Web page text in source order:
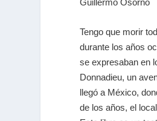
Tengo que morir
durante los años
se expresaban en
Donnadieu, un
llegó a México,
de los años, el